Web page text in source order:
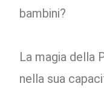
bambini?
La magia della
nella sua